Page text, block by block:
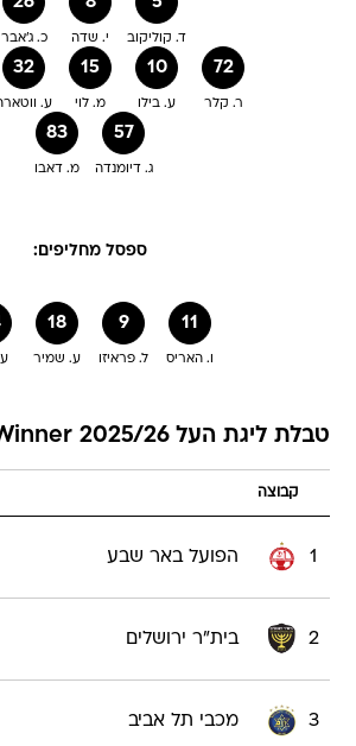
כ. ג'אבר י. שדה ד. קוליקוב
32
ע.
15
מ. לוי
10
ע. בילו
72
ר. קלר
83
מ. דאבו
57
ג. דיומנדה
ספסל מחליפים:
18
ע. שמיר
9
ל. פראיזו
11
ו. האריס
טבלת ליגת העל 2025/26 Winner
קבוצה
1 הפועל באר שבע
2 בית"ר ירושלים
3 מכבי תל אביב